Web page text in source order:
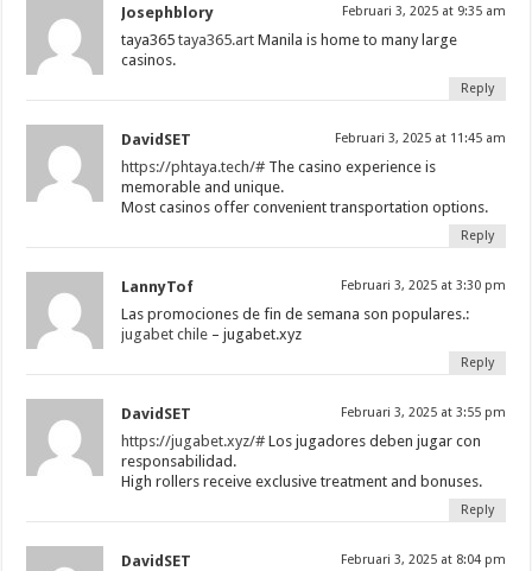
Josephblory Februari 3, 2025 at 9:35 am
taya365taya365.art Manila is home to many large
casinos.
Reply
DavidSET Februari 3, 2025 at 11:45 am
https://phtaya.tech/# The casino experience is
memorable and unique.
Most casinos offer convenient transportation options.
Reply
LannyTof Februari 3, 2025 at 3:30 pm
Las promociones de fin de semana son populares.:
jugabet chile – jugabet.xyz
Reply
DavidSET Februari 3, 2025 at 3:55 pm
https://jugabet.xyz/# Los jugadores deben jugar con
responsabilidad.
High rollers receive exclusive treatment and bonuses.
Reply
DavidSET Februari 3, 2025 at 8:04 pm